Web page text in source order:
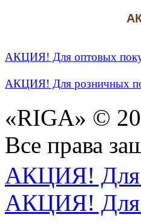
АКЦИЯ! Для оптовых
АКЦИЯ! Для розничных
«RIGA» ©
Все права
АКЦИЯ! Для
АКЦИЯ! Для